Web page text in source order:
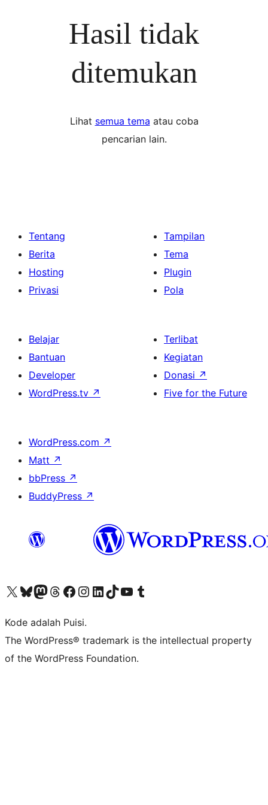
Hasil tidak
ditemukan
Lihat semua tema atau coba
pencarian lain.
Tentang
Berita
Hosting
Privasi
Tampilan
Tema
Plugin
Pola
Belajar
Bantuan
Developer
WordPress.tv ↗
Terlibat
Kegiatan
Donasi ↗
Five for the Future
WordPress.com ↗
Matt ↗
bbPress ↗
BuddyPress ↗
Kunjungi akun X (sebelumnya Twitter) kamiVisit our Bluesky account
Kunjungi akun Mastodon kami
Visit our Threads account
Kunjungi halaman Facebook kamiKunjungi akun Instagram kamiKunjungi akun LinkedIn kami
Visit our TikTok account
Kunjungi channel YouTube kamiVisit our Tumblr account
Kode adalah Puisi.
The WordPress® trademark is the intellectual property
of the WordPress Foundation.